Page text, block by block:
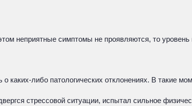
неприятные симптомы не проявляются, то уровень
каких-либо патологических отклонениях. В такие
стрессовой ситуации, испытал сильное